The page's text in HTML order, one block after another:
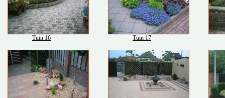
Tuin 16 Tuin 17